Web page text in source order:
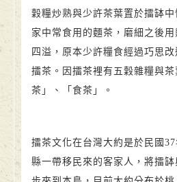
穀糧炒熟與少許茶葉置於擂缽
家中常食用的麵茶，磨細之後
四溢，原本少許糧食經過巧思
擂茶。因擂茶裡有五穀雜糧與
茶」、「食茶」。
擂茶文化在台灣大約是於民國
縣一帶移民來的客家人，將擂